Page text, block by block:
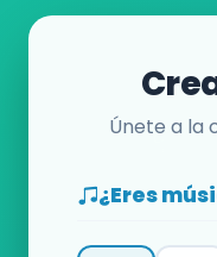
Únete a la
¿Eres